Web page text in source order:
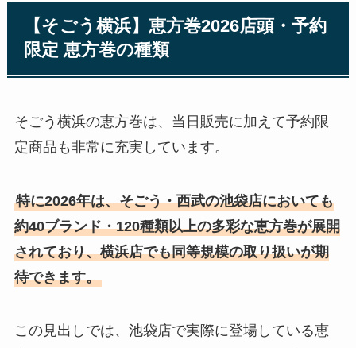
【そごう横浜】恵方巻2026店頭・予約
限定 恵方巻の種類
そごう横浜の恵方巻は、当日販売に加えて予約限
定商品も非常に充実しています。
特に2026年は、そごう・西武の池袋店においても
約40ブランド・120種類以上の多彩な恵方巻が展開
されており、横浜店でも同等規模の取り扱いが期
待できます。
この見出しでは、池袋店で実際に登場している恵